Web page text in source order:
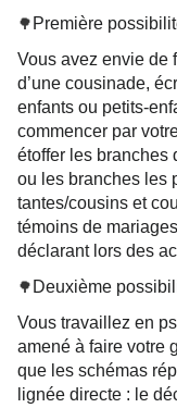
🌳 Première
Vous avez envie de
d’une cousinade,
enfants ou petits-
commencer par
étoffer les branches
ou les branches les
tantes/cousins et
témoins de
déclarant lors des
🌳 Deuxième
Vous travaillez en
amené à faire votre
que les schémas
lignée directe : le